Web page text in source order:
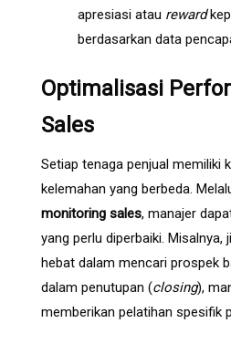
apresiasi atau reward
berdasarkan data
Optimalisasi
Sales
Setiap tenaga penjual memiliki
kelemahan yang berbeda.
monitoring sales, manajer
yang perlu diperbaiki. Misalnya,
hebat dalam mencari prospek
dalam penutupan (closing),
memberikan pelatihan spesifik